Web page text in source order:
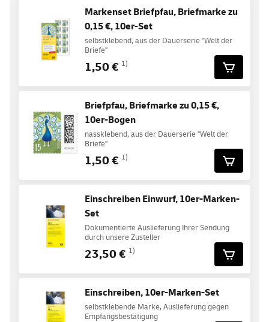
Markenset Briefpfau, Briefmarke zu
0,15 €, 10er-Set
selbstklebend, aus der Dauerserie "Welt der
Briefe"
1,50 € 1)
Briefpfau, Briefmarke zu 0,15 €,
10er-Bogen
nassklebend, aus der Dauerserie "Welt der
Briefe"
1,50 € 1)
Einschreiben Einwurf, 10er-Marken-
Set
Dokumentierte Auslieferung Ihrer Sendung
durch unsere Zusteller
23,50 € 1)
Einschreiben, 10er-Marken-Set
selbstklebende Marke, Auslieferung gegen
Empfangsbestätigung